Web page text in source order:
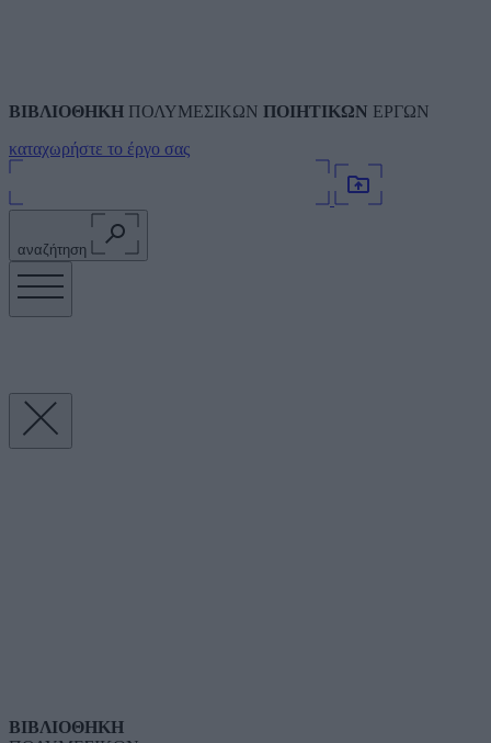
ΒΙΒΛΙΟΘΗΚΗ ΠΟΛΥΜΕΣΙΚΩΝ ΠΟΙΗΤΙΚΩΝ ΕΡΓΩΝ
καταχωρήστε το έργο σας
αναζήτηση
ΒΙΒΛΙΟΘΗΚΗ